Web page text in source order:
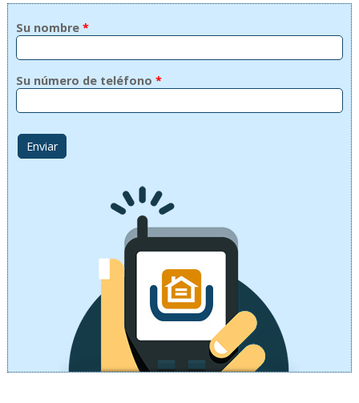
Su nombre *
Su número de teléfono *